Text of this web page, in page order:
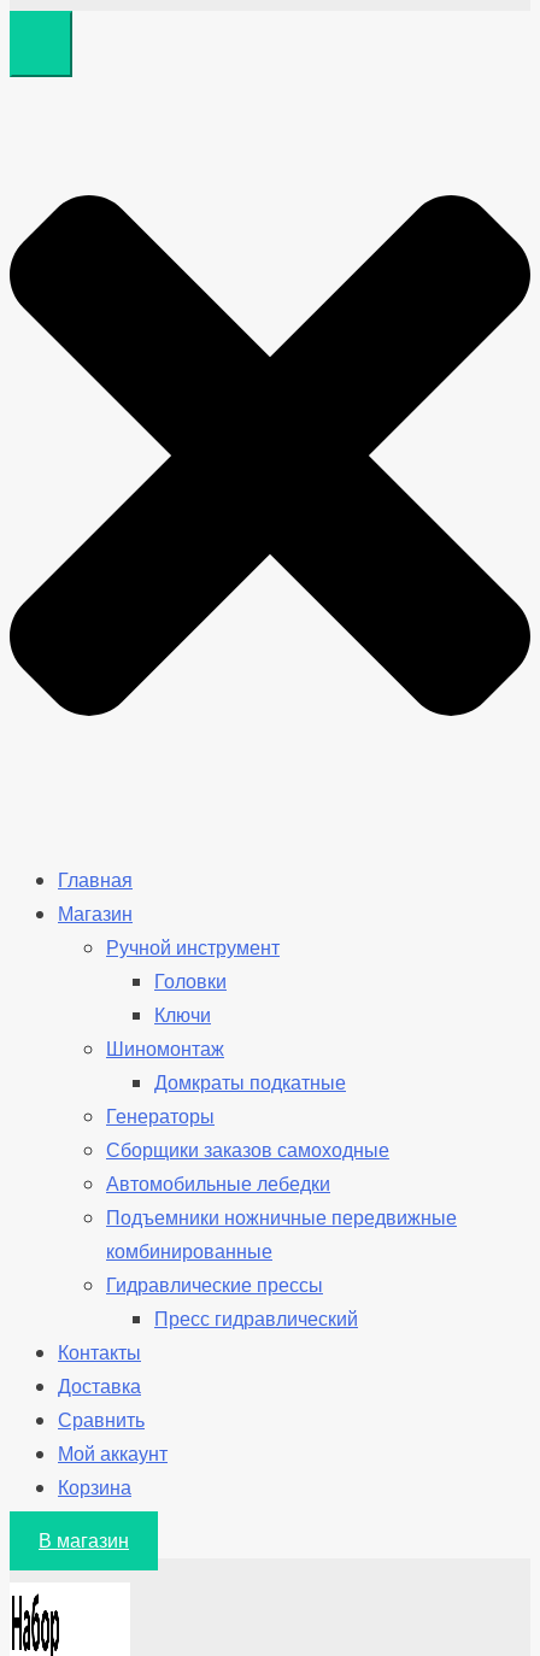
Главная
Магазин
Ручной инструмент
Головки
Ключи
Шиномонтаж
Домкраты подкатные
Генераторы
Сборщики заказов самоходные
Автомобильные лебедки
Подъемники ножничные передвижные
комбинированные
Гидравлические прессы
Пресс гидравлический
Контакты
Доставка
Сравнить
Мой аккаунт
Корзина
В магазин